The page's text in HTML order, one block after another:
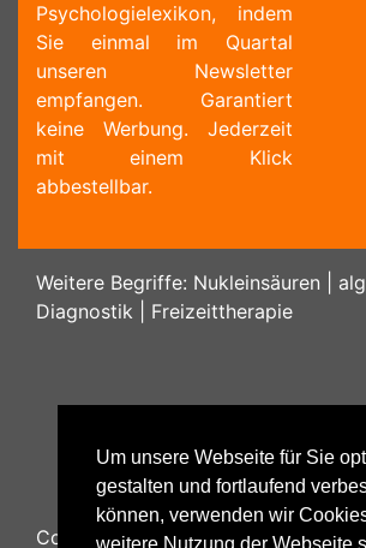
Um unsere Webseite für Sie
gestalten und fortlaufend
können, verwenden wir
Psychologielexikon, indem
Sie einmal im Quartal
unseren Newsletter
empfangen. Garantiert
keine Werbung. Jederzeit
mit einem Klick
abbestellbar.
Weitere Begriffe: Nukleinsäuren
Diagnostik
Freizeittherapie
Copyright © 2026